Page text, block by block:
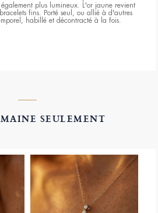
plus lumineux. L'or jaune revient
fins. Porté seul, ou allié à d'autres
habillé et décontracté à la fois.
SEULEMENT